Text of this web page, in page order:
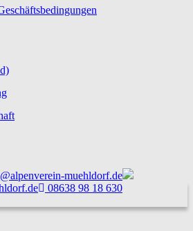
muehldorf.de
08638 98 18 630